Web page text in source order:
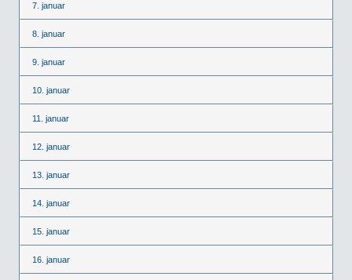
7. januar
8. januar
9. januar
10. januar
11. januar
12. januar
13. januar
14. januar
15. januar
16. januar